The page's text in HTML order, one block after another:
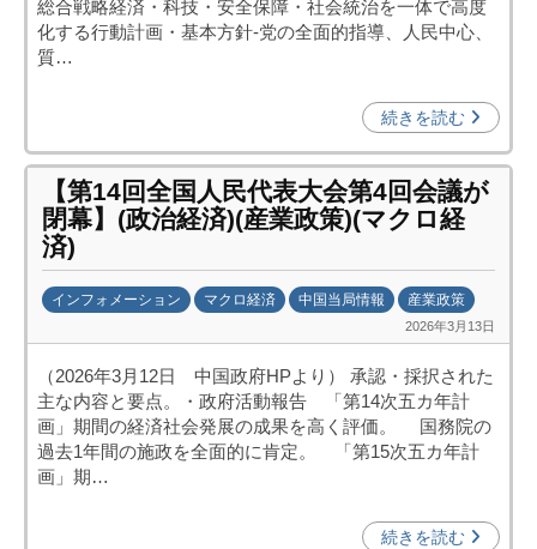
投
資
構
j
c
p
o
総合戦略経済・科技・安全保障・社会統治を一体で高度
化する行動計画・基本方針‐党の全面的指導、人民中心、
質…
続きを読む
【第14回全国人民代表大会第4回会議が
閉幕】(政治経済)(産業政策)(マクロ経
済)
インフォメーション マクロ経済 中国当局情報 産業政策
2026年3月13日
日
中
投
資
（2026年3月12日 中国政府HPより） 承認・採択された
主な内容と要点。・政府活動報告 「第14次五カ年計
画」期間の経済社会発展の成果を高く評価。 国務院の
過去1年間の施政を全面的に肯定。 「第15次五カ年計
画」期…
続きを読む